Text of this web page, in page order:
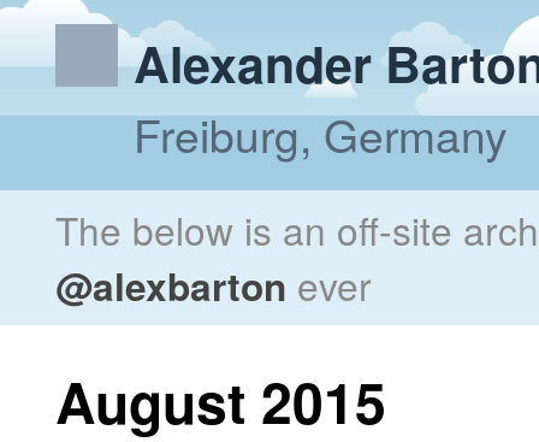
Alexander
Freiburg, Germany
The below is an off-site
@alexbarton ever
August 2015